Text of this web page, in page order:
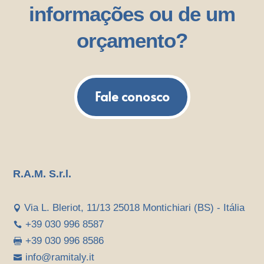
informações ou de um
orçamento?
Fale conosco
R.A.M. S.r.l.
 Via L. Bleriot, 11/13 25018 Montichiari (BS) - Itália
 +39 030 996 8587
 +39 030 996 8586
 info@ramitaly.it